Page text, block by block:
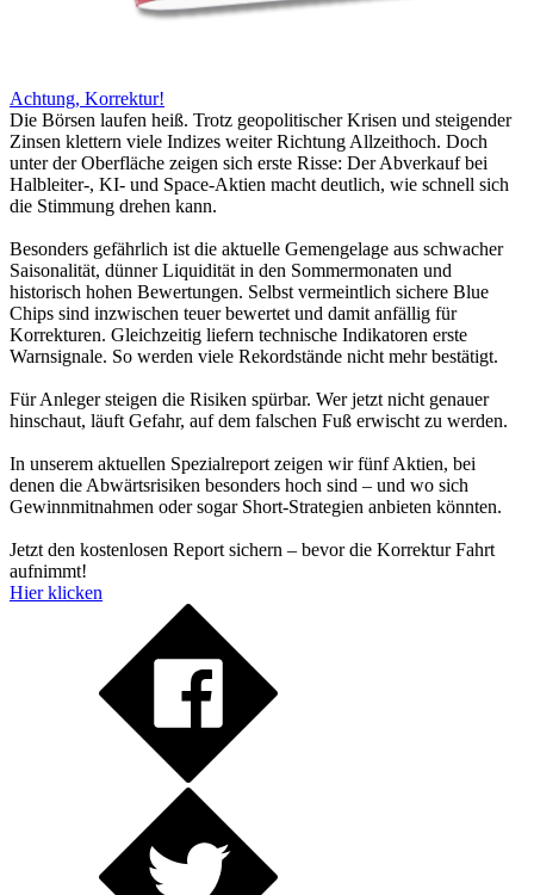
Achtung, Korrektur!
Die Börsen laufen heiß. Trotz geopolitischer Krisen und steigender
Zinsen klettern viele Indizes weiter Richtung Allzeithoch. Doch
unter der Oberfläche zeigen sich erste Risse: Der Abverkauf bei
Halbleiter-, KI- und Space-Aktien macht deutlich, wie schnell sich
die Stimmung drehen kann.
Besonders gefährlich ist die aktuelle Gemengelage aus schwacher
Saisonalität, dünner Liquidität in den Sommermonaten und
historisch hohen Bewertungen. Selbst vermeintlich sichere Blue
Chips sind inzwischen teuer bewertet und damit anfällig für
Korrekturen. Gleichzeitig liefern technische Indikatoren erste
Warnsignale. So werden viele Rekordstände nicht mehr bestätigt.
Für Anleger steigen die Risiken spürbar. Wer jetzt nicht genauer
hinschaut, läuft Gefahr, auf dem falschen Fuß erwischt zu werden.
In unserem aktuellen Spezialreport zeigen wir fünf Aktien, bei
denen die Abwärtsrisiken besonders hoch sind – und wo sich
Gewinnmitnahmen oder sogar Short-Strategien anbieten könnten.
Jetzt den kostenlosen Report sichern – bevor die Korrektur Fahrt
aufnimmt!
Hier klicken